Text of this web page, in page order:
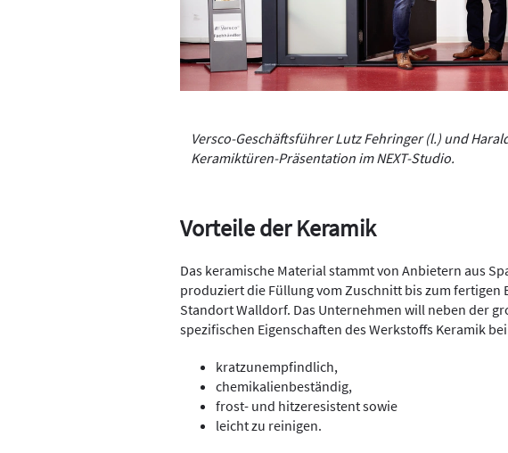
Versco-Geschäftsführer Lutz Fehringer (l.) und
Keramiktüren-Präsentation im NEXT-Studio.
Vorteile der Keramik
Das keramische Material stammt von Anbietern aus
produziert die Füllung vom Zuschnitt bis zum
Standort Walldorf. Das Unternehmen will neben der
spezifischen Eigenschaften des Werkstoffs Keramik
kratzunempfindlich,
chemikalienbeständig,
frost- und hitzeresistent sowie
leicht zu reinigen.